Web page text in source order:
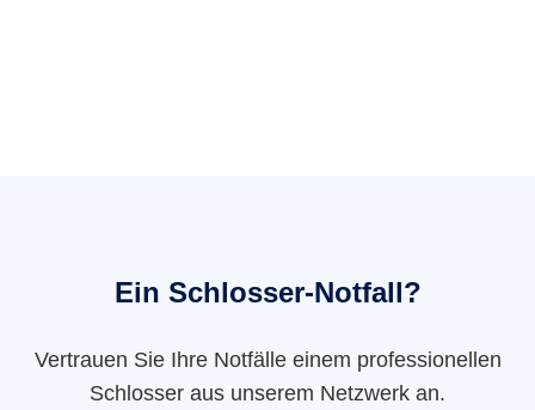
Ein Schlosser-Notfall?
Vertrauen Sie Ihre Notfälle einem professionellen
Schlosser aus unserem Netzwerk an.